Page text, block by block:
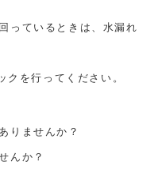
っているときは、水漏れ
を行ってください。
りませんか？
んか？